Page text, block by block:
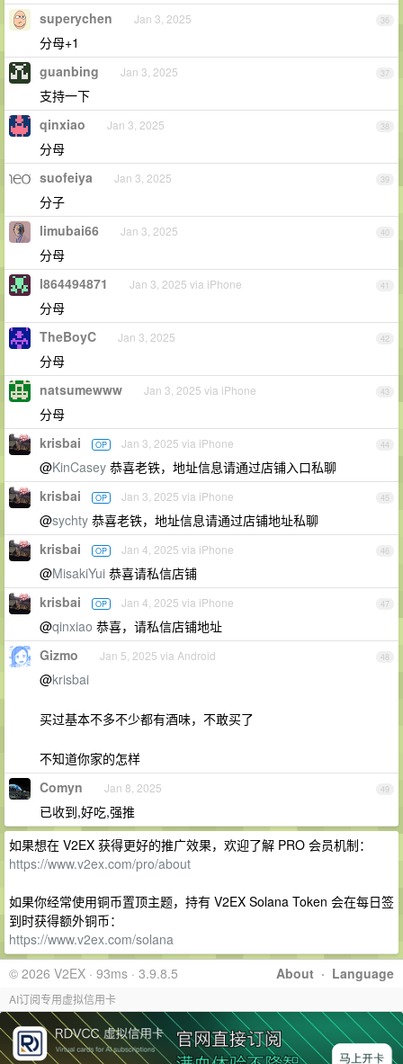
36
superychen Jan 3, 2025
分母+1
37
guanbing Jan 3, 2025
支持一下
38
qinxiao Jan 3, 2025
分母
39
suofeiya Jan 3, 2025
分子
40
limubai66 Jan 3, 2025
分母
41
l864494871 Jan 3, 2025 via iPhone
分母
42
TheBoyC Jan 3, 2025
分母
43
natsumewww Jan 3, 2025 via iPhone
分母
44
krisbai OP Jan 3, 2025 via iPhone
@KinCasey 恭喜老铁，地址信息请通过店铺入口私聊
45
krisbai OP Jan 3, 2025 via iPhone
@sychty 恭喜老铁，地址信息请通过店铺地址私聊
46
krisbai OP Jan 4, 2025 via iPhone
@MisakiYui 恭喜请私信店铺
47
krisbai OP Jan 4, 2025 via iPhone
@qinxiao 恭喜，请私信店铺地址
48
Gizmo Jan 5, 2025 via Android
@krisbai
买过基本不多不少都有酒味，不敢买了
不知道你家的怎样
49
Comyn Jan 8, 2025
已收到,好吃,强推
如果想在 V2EX 获得更好的推广效果，欢迎了解 PRO 会员机制：
https://www.v2ex.com/pro/about
如果你经常使用铜币置顶主题，持有 V2EX Solana Token 会在每日签
到时获得额外铜币：
https://www.v2ex.com/solana
About · Language
© 2026 V2EX · 93ms · 3.9.8.5
AI订阅专用虚拟信用卡